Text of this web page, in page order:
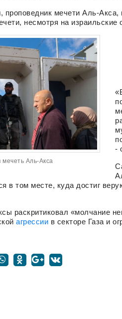
мечети Аль-Акса,
несмотря на израильские
мечеть Аль-Акса
-
в том месте, куда достиг
раскритиковал «молчание
агрессии в секторе Газа и